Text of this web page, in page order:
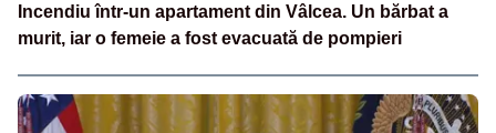
Incendiu într-un apartament din Vâlcea. Un bărbat a
murit, iar o femeie a fost evacuată de pompieri